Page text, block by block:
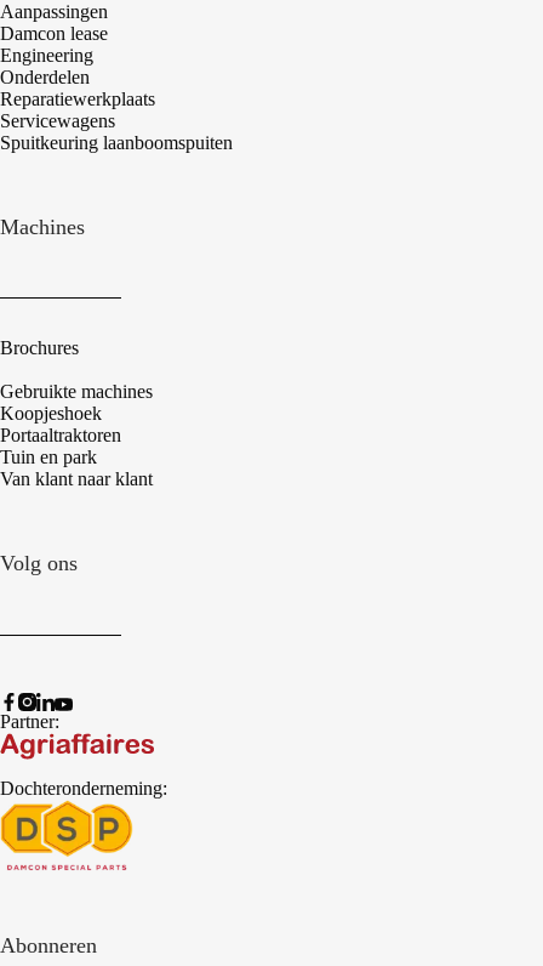
Aanpassingen
Damcon lease
Engineering
Onderdelen
Reparatiewerkplaats
Servicewagens
Spuitkeuring laanboomspuiten
Machines
Brochures
Gebruikte machines
Koopjeshoek
Portaaltraktoren
Tuin en park
Van klant naar klant
Volg ons
Partner:
Dochteronderneming:
Abonneren